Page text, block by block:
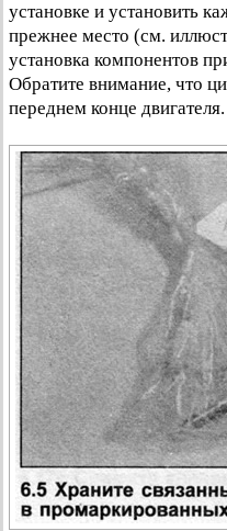
установке и установить
прежнее место (см.
установка компонентов
Обратите внимание, что
переднем конце двигателя.